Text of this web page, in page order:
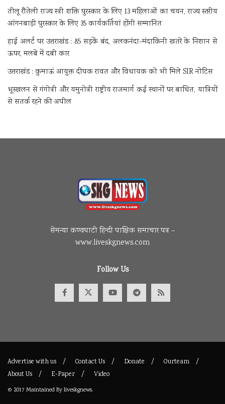
तीलू रौतेली राज्य स्त्री शक्ति पुरस्कार के लिए 13 महिलाओं का चयन, राज्य स्तरीय
आंगनबाड़ी पुरस्कार के लिए 35 कार्यकर्तियां होंगी सम्मानित
हाई अलर्ट पर उत्तराखंड : 85 सड़कें बंद, अलकनंदा-मंदाकिनी खतरे के निशान से
ऊपर, मलबे में दबी कार
उत्तराखंड : कुमाऊं आयुक्त दीपक रावत और विधायक को भी मिले SIR नोटिस
भूस्खलन से गंगोत्री और यमुनोत्री राष्ट्रीय राजमार्ग कई स्थानों पर बाधित, यात्रियों
से सतर्क रहने की अपील
सेमन्या कण्वघाटी हिन्दी पाक्षिक समाचार पत्र –
www.liveskgnews.com
Follow Us
Advertise with us Contact Us Donate
Ourteam
About Us
E-Paper Video
© 2017 Maintained Byliveskgnews.